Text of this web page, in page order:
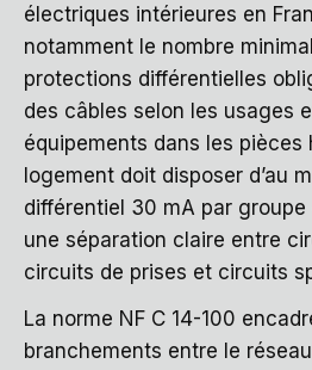
électriques intérieures en
notamment le nombre
protections différentielles
des câbles selon les usages
équipements dans les pièces
logement doit disposer d’au
différentiel 30 mA par
une séparation claire entre
circuits de prises et circuits
La norme NF C 14-100
branchements entre le